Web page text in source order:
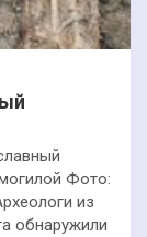
Фото:
из
обнаружили